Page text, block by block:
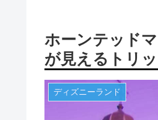
ホーンテッド
が見えるトリ
ディズニーランド